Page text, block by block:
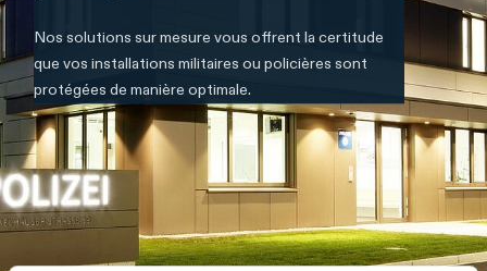
Nos solutions sur mesure vous offrent la certitude
que vos installations militaires ou policières sont
protégées de manière optimale.